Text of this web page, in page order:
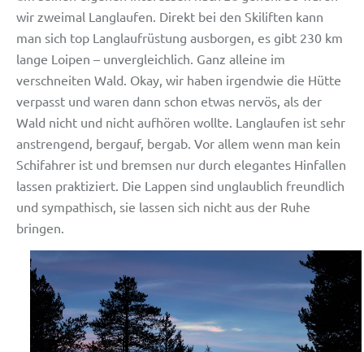
wir zweimal Langlaufen. Direkt bei den Skiliften kann
man sich top Langlaufrüstung ausborgen, es gibt 230 km
lange Loipen – unvergleichlich. Ganz alleine im
verschneiten Wald. Okay, wir haben irgendwie die Hütte
verpasst und waren dann schon etwas nervös, als der
Wald nicht und nicht aufhören wollte. Langlaufen ist sehr
anstrengend, bergauf, bergab. Vor allem wenn man kein
Schifahrer ist und bremsen nur durch elegantes Hinfallen
lassen praktiziert. Die Lappen sind unglaublich freundlich
und sympathisch, sie lassen sich nicht aus der Ruhe
bringen.